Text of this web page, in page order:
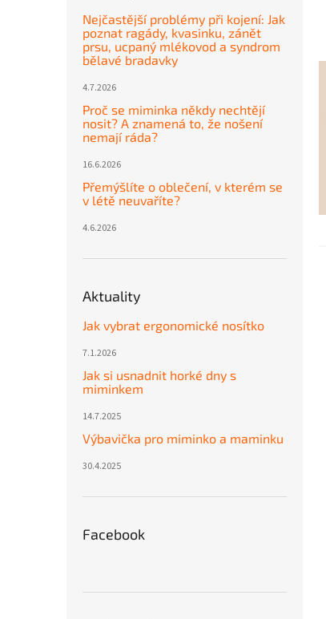
Nejčastější problémy při kojení: Jak
poznat ragády, kvasinku, zánět
prsu, ucpaný mlékovod a syndrom
bělavé bradavky
4.7.2026
Proč se miminka někdy nechtějí
nosit? A znamená to, že nošení
nemají ráda?
16.6.2026
Přemýšlíte o oblečení, v kterém se
v létě neuvaříte?
4.6.2026
Aktuality
Jak vybrat ergonomické nosítko
7.1.2026
Jak si usnadnit horké dny s
miminkem
14.7.2025
Výbavička pro miminko a maminku
30.4.2025
Facebook